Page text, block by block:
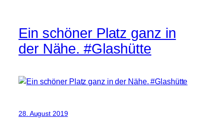
Ein schöner Platz ganz in
der Nähe. #Glashütte
28. August 2019